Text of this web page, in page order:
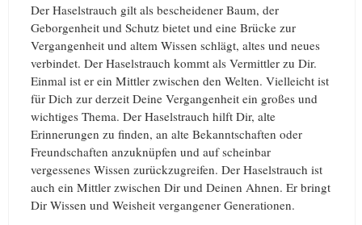
Der Haselstrauch gilt als bescheidener Baum, der
Geborgenheit und Schutz bietet und eine Brücke zur
Vergangenheit und altem Wissen schlägt, altes und neues
verbindet. Der Haselstrauch kommt als Vermittler zu Dir.
Einmal ist er ein Mittler zwischen den Welten. Vielleicht ist
für Dich zur derzeit Deine Vergangenheit ein großes und
wichtiges Thema. Der Haselstrauch hilft Dir, alte
Erinnerungen zu finden, an alte Bekanntschaften oder
Freundschaften anzuknüpfen und auf scheinbar
vergessenes Wissen zurückzugreifen. Der Haselstrauch ist
auch ein Mittler zwischen Dir und Deinen Ahnen. Er bringt
Dir Wissen und Weisheit vergangener Generationen.